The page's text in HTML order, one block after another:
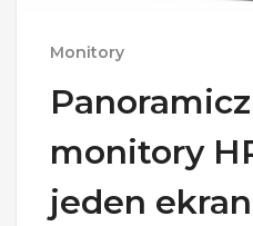
Monitory
monitory
jeden